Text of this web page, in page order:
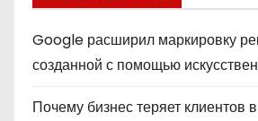
Google расширил маркировку
созданной с помощью
Почему бизнес теряет клиентов